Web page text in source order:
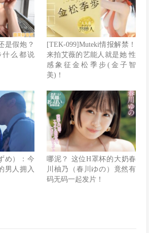
是假炮？
什么都说
[TEK-099]Muteki情报解禁！
来拍艾薇的艺能人就是她 性
感象征金松季步(金子智
美)！
め）：今
男人拥入
哪泥？ 这位H罩杯的大奶春
川柚乃（春川ゆの）竟然有
码无码一起发片！